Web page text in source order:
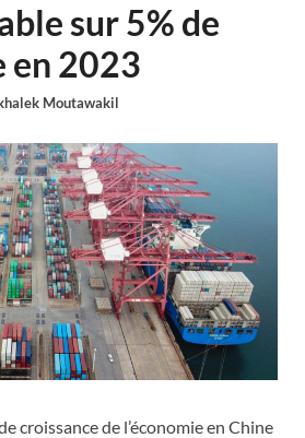
sur 5% de
en 2023
Moutawakil
croissance de l’économie en Chine